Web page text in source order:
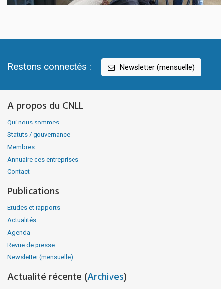
Restons connectés : Newsletter (mensuelle)
A propos du CNLL
Qui nous sommes
Statuts / gouvernance
Membres
Annuaire des entreprises
Contact
Publications
Etudes et rapports
Actualités
Agenda
Revue de presse
Newsletter (mensuelle)
Actualité récente (Archives)